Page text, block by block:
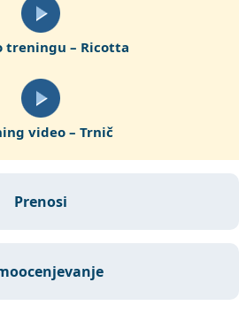
treningu – Ricotta
video – Trnič
prenosi